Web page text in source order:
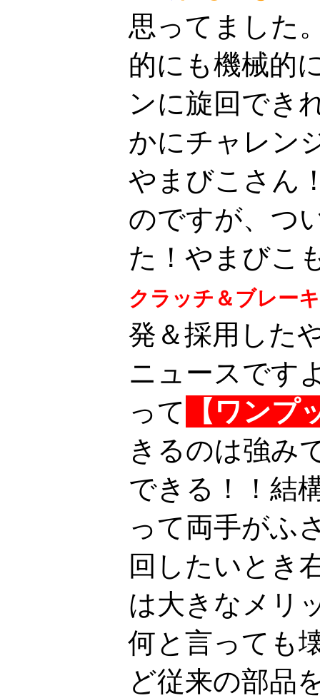
思ってました
的にも機械的
ンに旋回でき
かにチャレン
やまびこさん
のですが、つ
た！やまびこ
クラッチ＆ブレー
発＆採用した
ニュースです
って
【ワンプ
きるのは強み
できる！！結
って両手がふ
回したいとき
は大きなメリ
何と言っても
ど従来の部品